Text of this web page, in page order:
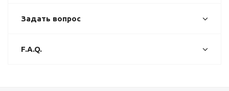
Задать вопрос
F.A.Q.